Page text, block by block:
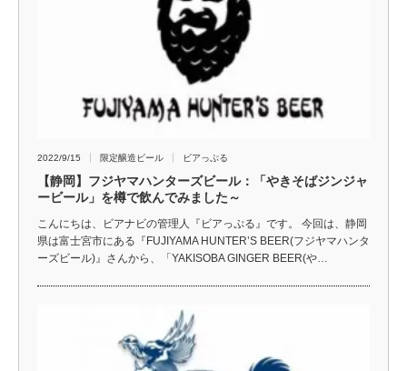
2022/9/15 限定醸造ビール ビアっぷる
【静岡】フジヤマハンターズビール：「やきそばジンジャ
ービール」を樽で飲んでみました～
こんにちは、ビアナビの管理人『ビアっぷる』です。 今回は、静岡
県は富士宮市にある『FUJIYAMA HUNTER’S BEER(フジヤマハンタ
ーズビール)』さんから、「YAKISOBA GINGER BEER(や…